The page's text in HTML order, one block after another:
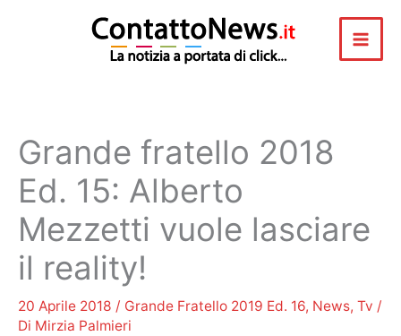
Grande fratello 2018
Ed. 15: Alberto
Mezzetti vuole lasciare
il reality!
20 Aprile 2018 / Grande Fratello 2019 Ed. 16, News, Tv /
Di Mirzia Palmieri